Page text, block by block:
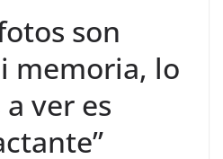
son
memoria, lo
ver es